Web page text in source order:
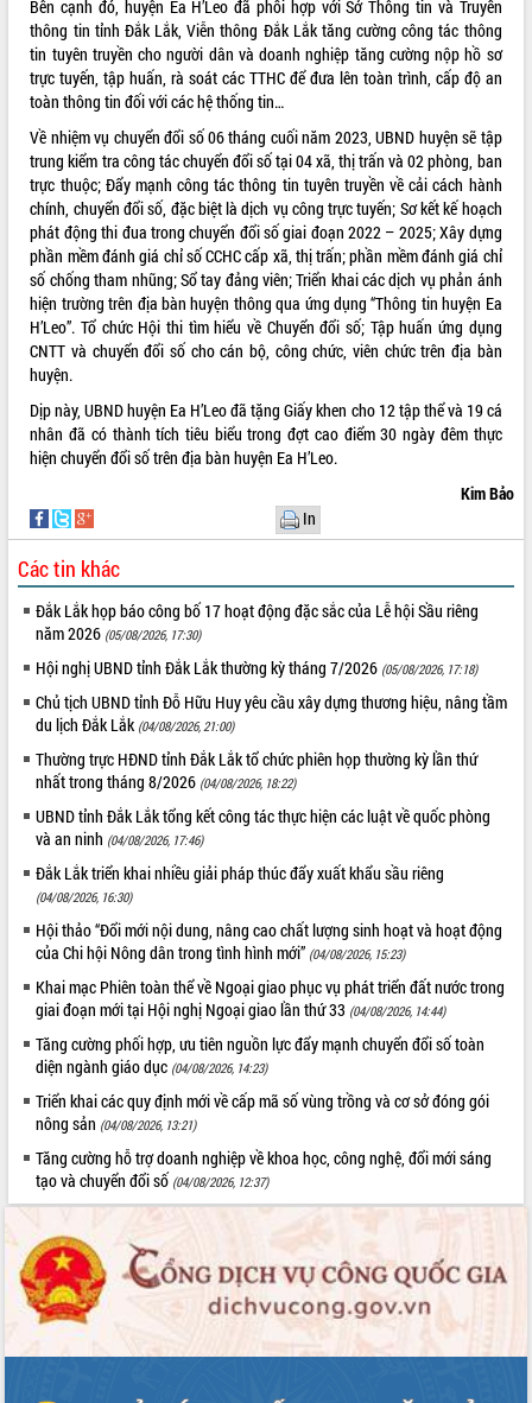
Bên cạnh đó, huyện Ea H’Leo đã phối hợp với Sở Thông tin và Truyền
thông tin tỉnh Đắk Lắk, Viễn thông Đắk Lắk tăng cường công tác thông
tin tuyên truyền cho người dân và doanh nghiệp tăng cường nộp hồ sơ
trực tuyến, tập huấn, rà soát các TTHC để đưa lên toàn trình, cấp độ an
toàn thông tin đối với các hệ thống tin…
Về nhiệm vụ chuyển đổi số 06 tháng cuối năm 2023, UBND huyện sẽ tập
trung kiểm tra công tác chuyển đổi số tại 04 xã, thị trấn và 02 phòng, ban
trực thuộc; Đẩy mạnh công tác thông tin tuyên truyền về cải cách hành
chính, chuyển đổi số, đặc biệt là dịch vụ công trực tuyến; Sơ kết kế hoạch
phát động thi đua trong chuyển đổi số giai đoạn 2022 – 2025; Xây dựng
phần mềm đánh giá chỉ số CCHC cấp xã, thị trấn; phần mềm đánh giá chỉ
số chống tham nhũng; Sổ tay đảng viên; Triển khai các dịch vụ phản ánh
hiện trường trên địa bàn huyện thông qua ứng dụng “Thông tin huyện Ea
H’Leo”. Tổ chức Hội thi tìm hiểu về Chuyển đổi số; Tập huấn ứng dụng
CNTT và chuyển đổi số cho cán bộ, công chức, viên chức trên địa bàn
huyện.
Dịp này, UBND huyện Ea H’Leo đã tặng Giấy khen cho 12 tập thể và 19 cá
nhân đã có thành tích tiêu biểu trong đợt cao điểm 30 ngày đêm thực
hiện chuyển đổi số trên địa bàn huyện Ea H’Leo.
Kim Bảo
In
Các tin khác
Đắk Lắk họp báo công bố 17 hoạt động đặc sắc của Lễ hội Sầu riêng
năm 2026 (05/08/2026, 17:30)
Hội nghị UBND tỉnh Đắk Lắk thường kỳ tháng 7/2026 (05/08/2026, 17:18)
Chủ tịch UBND tỉnh Đỗ Hữu Huy yêu cầu xây dựng thương hiệu, nâng tầm
du lịch Đắk Lắk (04/08/2026, 21:00)
Thường trực HĐND tỉnh Đắk Lắk tổ chức phiên họp thường kỳ lần thứ
nhất trong tháng 8/2026 (04/08/2026, 18:22)
UBND tỉnh Đắk Lắk tổng kết công tác thực hiện các luật về quốc phòng
và an ninh (04/08/2026, 17:46)
Đắk Lắk triển khai nhiều giải pháp thúc đẩy xuất khẩu sầu riêng
(04/08/2026, 16:30)
Hội thảo “Đổi mới nội dung, nâng cao chất lượng sinh hoạt và hoạt động
của Chi hội Nông dân trong tình hình mới” (04/08/2026, 15:23)
Khai mạc Phiên toàn thể về Ngoại giao phục vụ phát triển đất nước trong
giai đoạn mới tại Hội nghị Ngoại giao lần thứ 33 (04/08/2026, 14:44)
Tăng cường phối hợp, ưu tiên nguồn lực đẩy mạnh chuyển đổi số toàn
diện ngành giáo dục (04/08/2026, 14:23)
Triển khai các quy định mới về cấp mã số vùng trồng và cơ sở đóng gói
nông sản (04/08/2026, 13:21)
Tăng cường hỗ trợ doanh nghiệp về khoa học, công nghệ, đổi mới sáng
tạo và chuyển đổi số (04/08/2026, 12:37)